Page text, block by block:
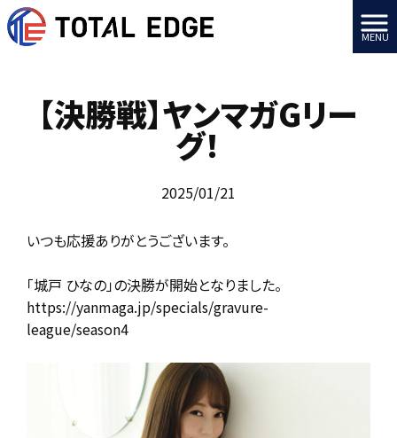
MENU
【決勝戦】ヤンマガGリー
グ！
2025/01/21
いつも応援ありがとうございます。
「城戸 ひなの」の決勝が開始となりました。
https://yanmaga.jp/specials/gravure-
league/season4